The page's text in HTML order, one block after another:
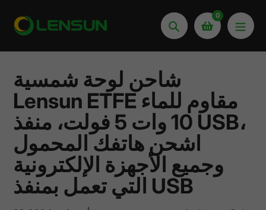
المحتوى
يبحث
0
شاحن لوحة شمسية
Lensun ETFE مقاوم للماء
10 وات 5 فولت، منفذ USB،
اشحن هاتفك المحمول
وجميع الأجهزة الإلكترونية
التي تعمل بمنفذ USB